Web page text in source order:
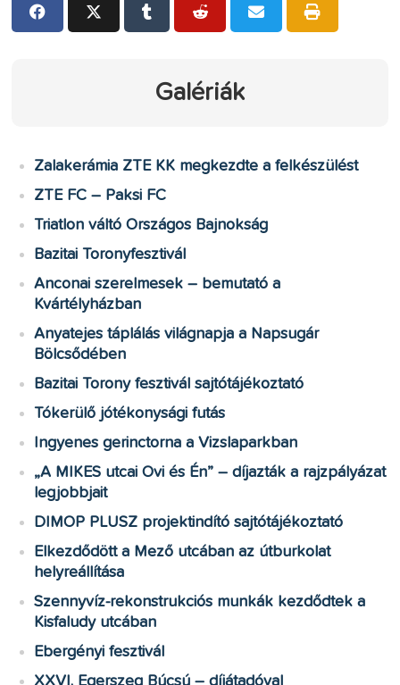
Galériák
Zalakerámia ZTE KK megkezdte a felkészülést
ZTE FC – Paksi FC
Triatlon váltó Országos Bajnokság
Bazitai Toronyfesztivál
Anconai szerelmesek – bemutató a
Kvártélyházban
Anyatejes táplálás világnapja a Napsugár
Bölcsődében
Bazitai Torony fesztivál sajtótájékoztató
Tókerülő jótékonysági futás
Ingyenes gerinctorna a Vizslaparkban
„A MIKES utcai Ovi és Én” – díjazták a rajzpályázat
legjobbjait
DIMOP PLUSZ projektindító sajtótájékoztató
Elkezdődött a Mező utcában az útburkolat
helyreállítása
Szennyvíz-rekonstrukciós munkák kezdődtek a
Kisfaludy utcában
Ebergényi fesztivál